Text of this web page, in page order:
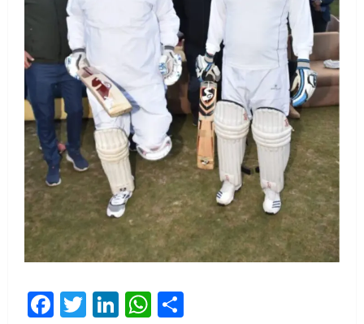
Facebook
Twitter
LinkedIn
WhatsApp